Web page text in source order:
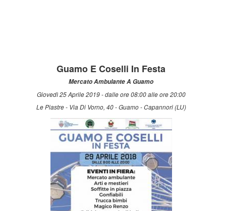
Guamo E Coselli In Festa
Mercato Ambulante A Guamo
Giovedì 25 Aprile 2019 - dalle ore 08:00 alle ore 20:00
Le Piastre - Via Di Vorno, 40 - Guamo - Capannori (LU)